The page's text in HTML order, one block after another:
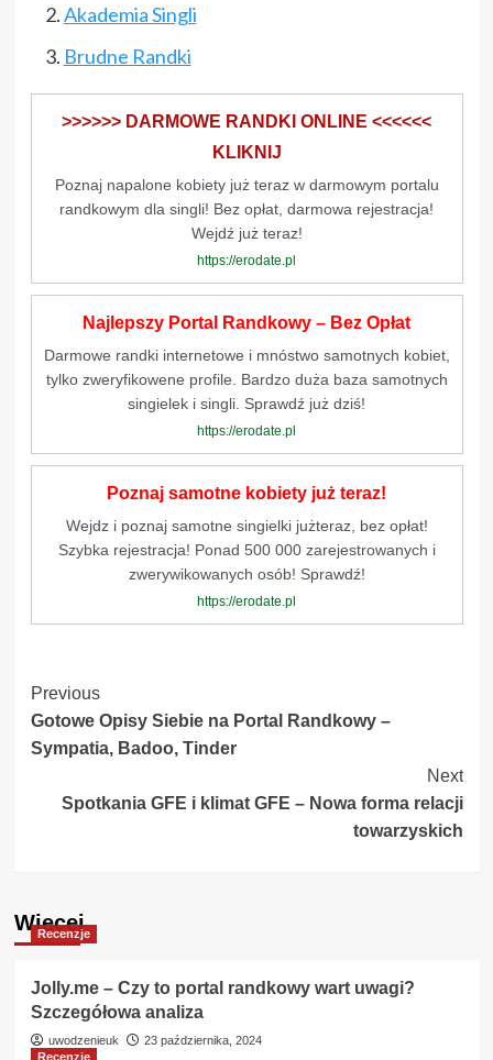
Akademia Singli
Brudne Randki
>>>>>> DARMOWE RANDKI ONLINE <<<<<<
KLIKNIJ
Poznaj napalone kobiety już teraz w darmowym portalu
randkowym dla singli! Bez opłat, darmowa rejestracja!
Wejdź już teraz!
https://erodate.pl
Najlepszy Portal Randkowy – Bez Opłat
Darmowe randki internetowe i mnóstwo samotnych kobiet,
tylko zweryfikowene profile. Bardzo duża baza samotnych
singielek i singli. Sprawdź już dziś!
https://erodate.pl
Poznaj samotne kobiety już teraz!
Wejdz i poznaj samotne singielki jużteraz, bez opłat!
Szybka rejestracja! Ponad 500 000 zarejestrowanych i
zwerywikowanych osób! Sprawdź!
https://erodate.pl
Post
Navigation
Previous
Gotowe Opisy Siebie na Portal Randkowy –
Sympatia, Badoo, Tinder
Next
Spotkania GFE i klimat GFE – Nowa forma relacji
towarzyskich
Więcej
Recenzje
Jolly.me – Czy to portal randkowy wart uwagi?
Szczegółowa analiza
uwodzenieuk
23 października, 2024
Recenzje